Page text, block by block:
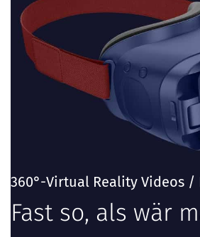
360°-Virtual Reality Videos /
Fast so, als wär